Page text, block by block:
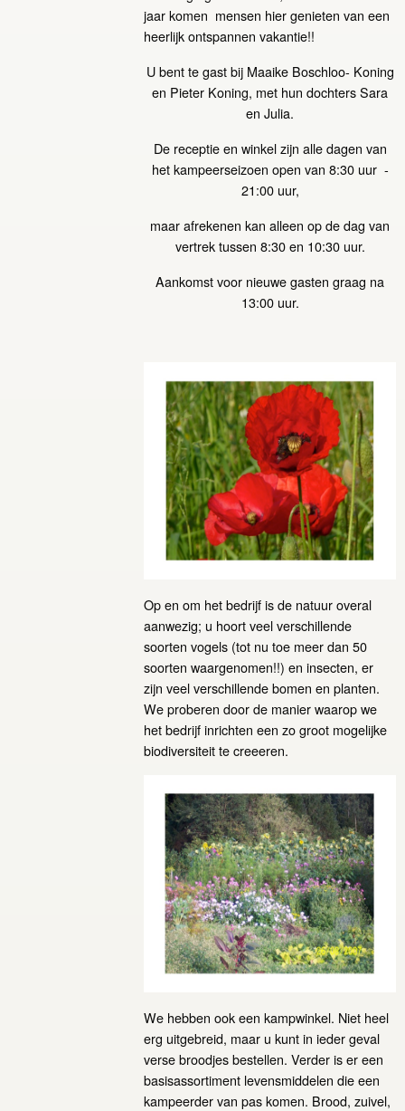
jaar komen mensen hier genieten van een
heerlijk ontspannen vakantie!!
U bent te gast bij Maaike Boschloo- Koning
en Pieter Koning, met hun dochters Sara
en Julia.
De receptie en winkel zijn alle dagen van
het kampeerseizoen open van 8:30 uur -
21:00 uur,
maar afrekenen kan alleen op de dag van
vertrek tussen 8:30 en 10:30 uur.
Aankomst voor nieuwe gasten graag na
13:00 uur.
Op en om het bedrijf is de natuur overal
aanwezig; u hoort veel verschillende
soorten vogels (tot nu toe meer dan 50
soorten waargenomen!!) en insecten, er
zijn veel verschillende bomen en planten.
We proberen door de manier waarop we
het bedrijf inrichten een zo groot mogelijke
biodiversiteit te creeeren.
We hebben ook een kampwinkel. Niet heel
erg uitgebreid, maar u kunt in ieder geval
verse broodjes bestellen. Verder is er een
basisassortiment levensmiddelen die een
kampeerder van pas komen. Brood, zuivel,